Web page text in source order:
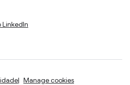
Manage cookies